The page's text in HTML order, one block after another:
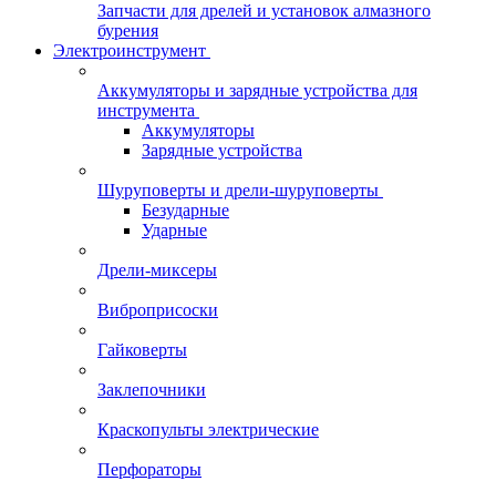
Запчасти для дрелей и установок алмазного
бурения
Электроинструмент
Аккумуляторы и зарядные устройства для
инструмента
Аккумуляторы
Зарядные устройства
Шуруповерты и дрели-шуруповерты
Безударные
Ударные
Дрели-миксеры
Виброприсоски
Гайковерты
Заклепочники
Краскопульты электрические
Перфораторы